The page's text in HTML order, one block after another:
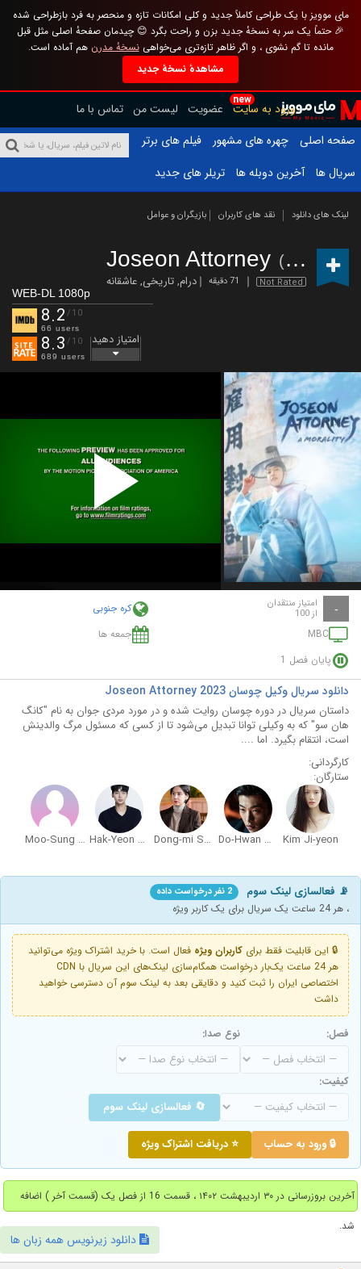
مای موویز با یک طراحی کاملاً جدید و کلی امکانات تازه و منحصر به فرد بازطراحی شده
🎉 حتماً یک سر به نسخهٔ جدید بزن و راحت بگرد 😊 چیدمان صفحهٔ اصلی مثل قبل
مانده تا گم نشوی ، و اگر ظاهر تازه‌تری می‌خواهینسخهٔ مدرن هم آماده است.
مشاهدهٔ نسخهٔ جدید
new
ورود به سایت عضویت لیست من تماس با ما
صفحه اصلی
چهره های مشهور
فیلم های برتر
سریال ها
آخرین دوبله ها تریلر های جدید
لینک های دانلود نقد های کاربران بازیگران و عوامل
Joseon Attorney (2023 – )
Not Rated 71 دقیقه درام,تاریخی,عاشقانه
WEB-DL 1080p
8.2 /10
66 users
8.3 /10
689 users
امتیاز دهید
Play
Video
- امتیاز منتقدان
از 100
کره جنوبی
MBC
جمعه ها
پایان فصل 1
دانلود سریال وکیل چوسان Joseon Attorney 2023
داستان سریال در دوره چوسان روایت شده و در مورد مردی جوان به نام "کانگ
هان سو" که به وکیلی توانا تبدیل می‌شود تا از کسی که مسئول مرگ والدینش
است، انتقام بگیرد. اما ....
کارگردانی:
ستارگان:
Kim Ji-yeon
Do-Hwan Woo
Dong-mi Shin
Hak-Yeon Cha
Moo-Sung Choi
📡 فعالسازی لینک سوم 2 نفر درخواست داده
، هر 24 ساعت یک سریال برای یک کاربر ویژه
🔒 این قابلیت فقط برای کاربران ویژه فعال است. با خرید اشتراک ویژه می‌توانید
هر 24 ساعت یک‌بار درخواست همگام‌سازی لینک‌های این سریال با CDN
اختصاصی ایران را ثبت کنید و دقایقی بعد به لینک سوم آن دسترسی خواهید
داشت
فصل: نوع صدا:
کیفیت:
🔄 فعالسازی لینک سوم
🔒 ورود به حساب ⭐ دریافت اشتراک ویژه
آخرین بروزرسانی در ۳۰ اردیبهشت ۱۴۰۲ ، قسمت 16 از فصل یک (قسمت آخر ) اضافه
شد.
دانلود زیرنویس همه زبان ها